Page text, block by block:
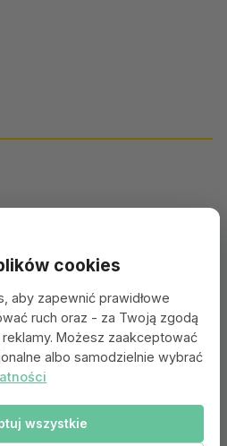
cookies
aby zapewnić prawidłowe
ruch oraz - za Twoją zgodą
Możesz zaakceptować
albo samodzielnie wybrać
wszystkie